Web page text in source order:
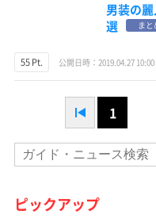
男装の
選
まと
55 Pt. 公開日時：2019.04.27 10:00
1
ピックアップ